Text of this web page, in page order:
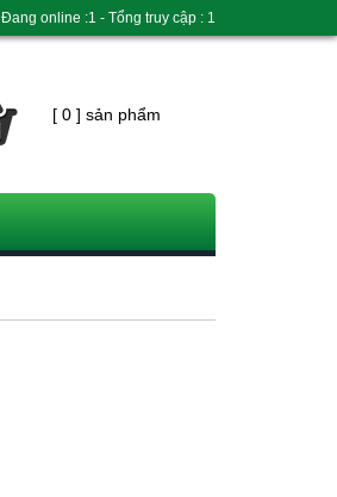
[ 0 ] sản phẩm
Đang online :1 - Tổng truy cập : 1